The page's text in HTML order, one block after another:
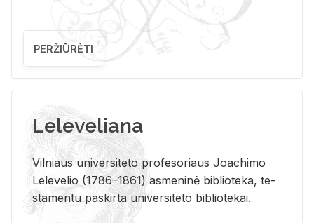
PERŽIŪRĖTI
Leleveliana
Vil­niaus uni­ver­si­te­to pro­fe­so­riaus Jo­a­chi­mo
Le­le­ve­lio (1786–1861) as­me­ni­nė bi­b­lio­te­ka, te­
sta­men­tu pa­skir­ta uni­ver­si­te­to bi­b­lio­te­kai.